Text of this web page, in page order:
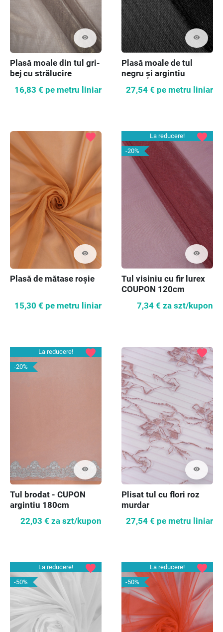
visibility
Plasă moale din tul gri-
bej cu strălucire
16,83 € pe metru liniar
visibility
Plasă moale de tul
negru și argintiu
27,54 € pe metru liniar
visibility
favorite
Plasă de mătase roșie
15,30 € pe metru liniar
La reducere!
-20%
visibility
favorite
Tul visiniu cu fir lurex
COUPON 120cm
7,34 € za szt/kupon
La reducere!
-20%
visibility
favorite
Tul brodat - CUPON
argintiu 180cm
22,03 € za szt/kupon
visibility
favorite
Plisat tul cu flori roz
murdar
27,54 € pe metru liniar
La reducere!
-50%
favorite
La reducere!
-50%
favorite